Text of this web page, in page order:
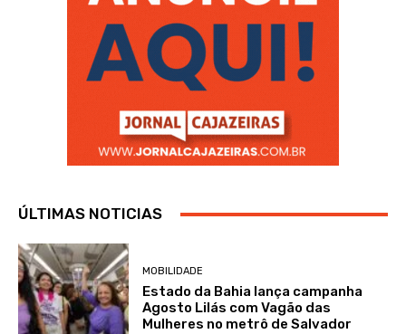
ÚLTIMAS NOTICIAS
MOBILIDADE
Estado da Bahia lança campanha
Agosto Lilás com Vagão das
Mulheres no metrô de Salvador